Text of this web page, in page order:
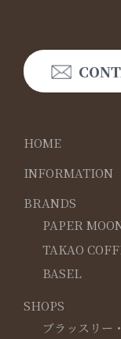
HOME
INFORMATION
BRANDS
PAPER
TAKAO
BASEL
SHOPS
ブラッスリー